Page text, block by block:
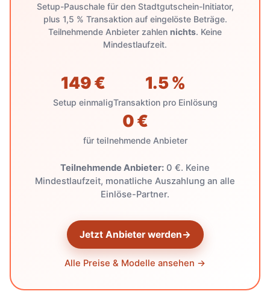
Setup-Pauschale für den Stadtgutschein-Initiator,
plus 1,5 % Transaktion auf eingelöste Beträge.
Teilnehmende Anbieter zahlen nichts. Keine
Mindestlaufzeit.
149 €
Setup einmalig
1.5 %
Transaktion pro Einlösung
0 €
für teilnehmende Anbieter
Teilnehmende Anbieter: 0 €. Keine
Mindestlaufzeit, monatliche Auszahlung an alle
Einlöse-Partner.
Jetzt Anbieter werden→
Alle Preise & Modelle ansehen →